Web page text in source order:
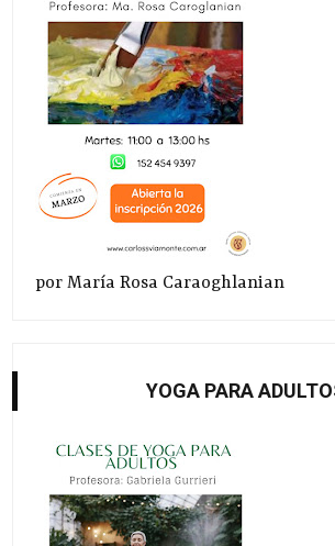
por María Rosa Caraoghlanian
YOGA PARA